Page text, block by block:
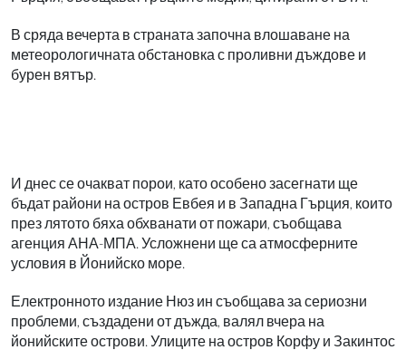
В сряда вечерта в страната започна влошаване на
метеорологичната обстановка с проливни дъждове и
бурен вятър.
И днес се очакват порои, като особено засегнати ще
бъдат райони на остров Евбея и в Западна Гърция, които
през лятото бяха обхванати от пожари, съобщава
агенция АНА-МПА. Усложнени ще са атмосферните
условия в Йонийско море.
Електронното издание Нюз ин съобщава за сериозни
проблеми, създадени от дъжда, валял вчера на
йонийските острови. Улиците на остров Корфу и Закинтос